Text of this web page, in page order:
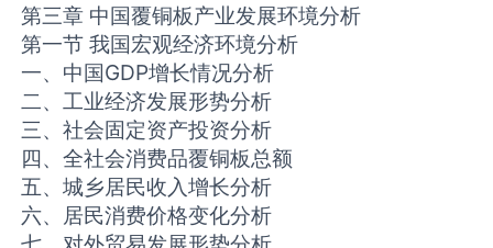
第三章 中国覆铜板产业发展环境分析
第一节 我国宏观经济环境分析
一、中国GDP增长情况分析
二、工业经济发展形势分析
三、社会固定资产投资分析
四、全社会消费品覆铜板总额
五、城乡居民收入增长分析
六、居民消费价格变化分析